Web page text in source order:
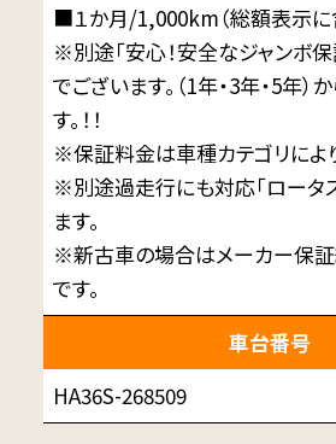
■１か月/1,000km（総額表示
※別途「安心！安全なジャンボ保
でございます。（1年・3年・5年）
す。！！
※保証料金は車種カテゴリによ
※別途過走行にも対応「ロータ
ます。
※新古車の場合はメーカー保
です。
車台番号
HA36S-268509